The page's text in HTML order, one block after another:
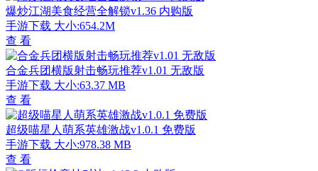
爆炒江湖美食经营全解锁v1.36 内购版
手游下载 大小:654.2M
查 看
合金兵团横版射击畅玩推荐v1.01 无敌版
手游下载 大小:63.37 MB
查 看
超级喵星人萌系英雄激战v1.0.1 免费版
手游下载 大小:978.38 MB
查 看